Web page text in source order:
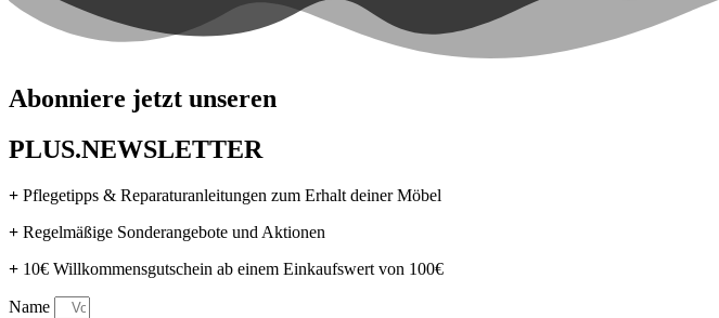
Abonniere jetzt unseren
PLUS.NEWSLETTER
+ Pflegetipps & Reparaturanleitungen zum Erhalt deiner Möbel
+ Regelmäßige Sonderangebote und Aktionen
+ 10€ Willkommensgutschein ab einem Einkaufswert von 100€
Name